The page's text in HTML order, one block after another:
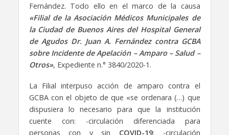
Fernández. Todo ello en el marco de la causa
«Filial de la Asociación Médicos Municipales de
la Ciudad de Buenos Aires del Hospital General
de Agudos Dr. Juan A. Fernández contra GCBA
sobre Incidente de Apelación – Amparo – Salud –
Otros», Expediente n.° 3840/2020-1.
La Filial interpuso acción de amparo contra el
GCBA con el objeto de que «se ordenara (…) que
dispusiera lo necesario para que la institución
cuente con: -circulación diferenciada para
personas con y sin COVID-19; -circulación